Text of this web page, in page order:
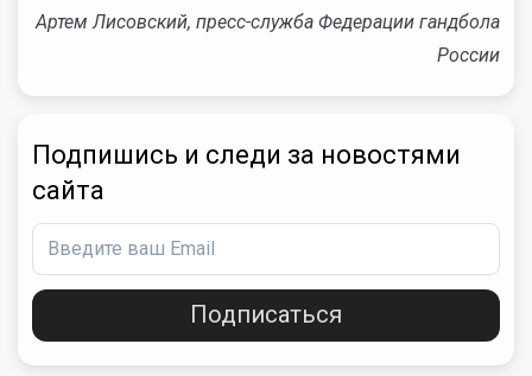
Артем Лисовский, пресс-служба Федерации гандбола
России
Подпишись и следи за новостями
сайта
Подписаться